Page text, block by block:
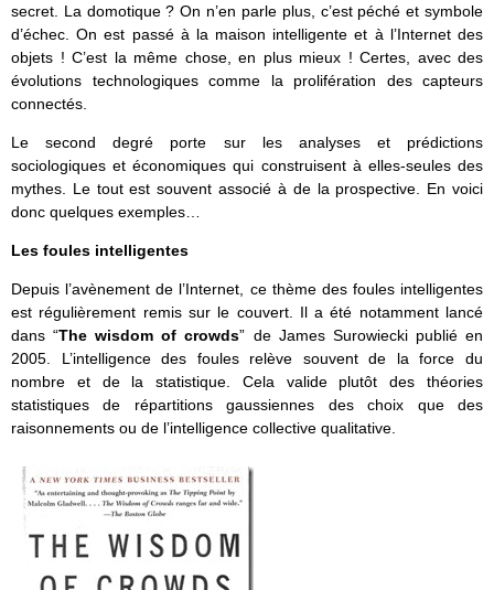
secret. La domotique ? On n’en parle plus, c’est péché et symbole
d’échec. On est passé à la maison intelligente et à l’Internet des
objets ! C’est la même chose, en plus mieux ! Certes, avec des
évolutions technologiques comme la prolifération des capteurs
connectés.
Le second degré porte sur les analyses et prédictions
sociologiques et économiques qui construisent à elles-seules des
mythes. Le tout est souvent associé à de la prospective. En voici
donc quelques exemples…
Les foules intelligentes
Depuis l’avènement de l’Internet, ce thème des foules intelligentes
est régulièrement remis sur le couvert. Il a été notamment lancé
dans “The wisdom of crowds” de James Surowiecki publié en
2005. L’intelligence des foules relève souvent de la force du
nombre et de la statistique. Cela valide plutôt des théories
statistiques de répartitions gaussiennes des choix que des
raisonnements ou de l’intelligence collective qualitative.